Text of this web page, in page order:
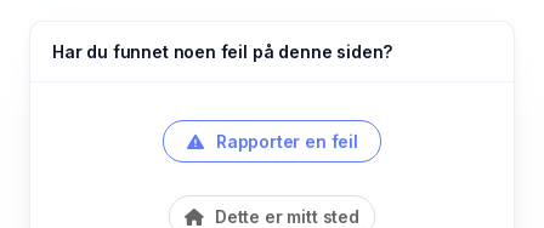
Har du funnet noen feil på denne siden?
Rapporter en feil
Dette er mitt sted